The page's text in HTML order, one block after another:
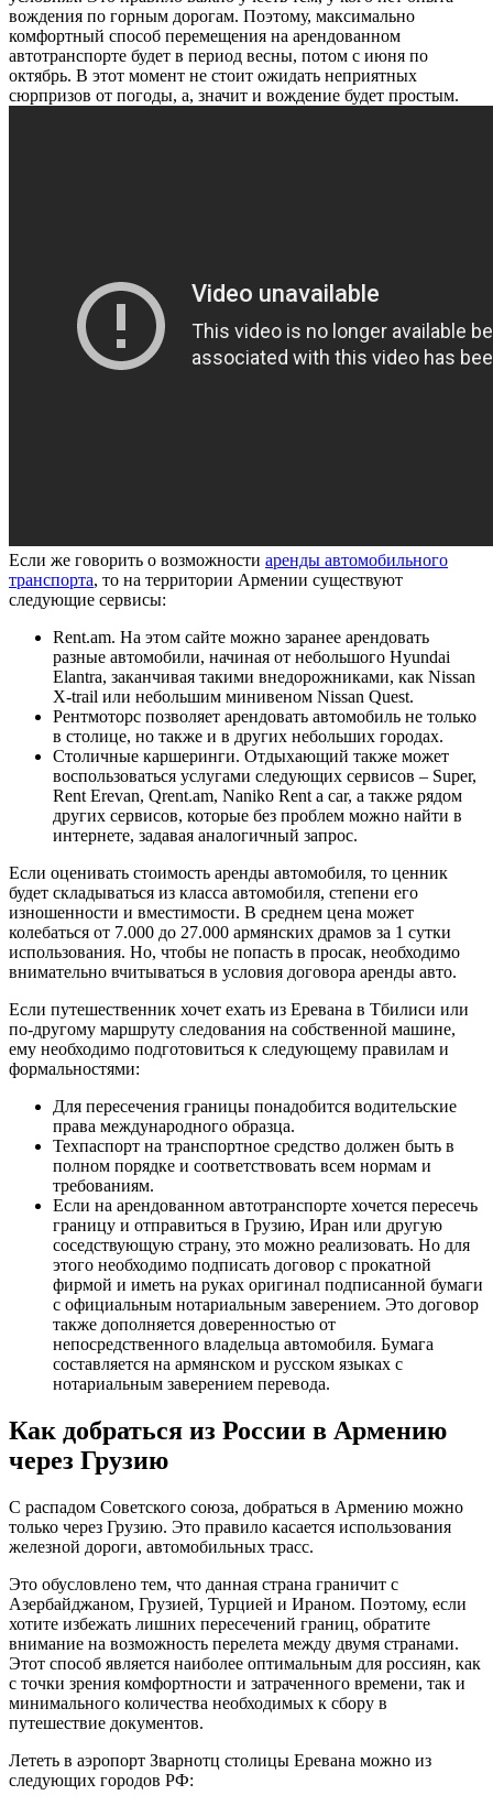
вождения по горным дорогам. Поэтому, максимально
комфортный способ перемещения на арендованном
автотранспорте будет в период весны, потом с июня по
октябрь. В этот момент не стоит ожидать неприятных
сюрпризов от погоды, а, значит и вождение будет простым.
Если же говорить о возможности аренды автомобильного
транспорта, то на территории Армении существуют
следующие сервисы:
Rent.am. На этом сайте можно заранее арендовать
разные автомобили, начиная от небольшого Hyundai
Elantra, заканчивая такими внедорожниками, как Nissan
X-trail или небольшим минивеном Nissan Quest.
Рентмоторс позволяет арендовать автомобиль не только
в столице, но также и в других небольших городах.
Столичные каршеринги. Отдыхающий также может
воспользоваться услугами следующих сервисов – Super,
Rent Erevan, Qrent.am, Naniko Rent a car, а также рядом
других сервисов, которые без проблем можно найти в
интернете, задавая аналогичный запрос.
Если оценивать стоимость аренды автомобиля, то ценник
будет складываться из класса автомобиля, степени его
изношенности и вместимости. В среднем цена может
колебаться от 7.000 до 27.000 армянских драмов за 1 сутки
использования. Но, чтобы не попасть в просак, необходимо
внимательно вчитываться в условия договора аренды авто.
Если путешественник хочет ехать из Еревана в Тбилиси или
по-другому маршруту следования на собственной машине,
ему необходимо подготовиться к следующему правилам и
формальностями:
Для пересечения границы понадобится водительские
права международного образца.
Техпаспорт на транспортное средство должен быть в
полном порядке и соответствовать всем нормам и
требованиям.
Если на арендованном автотранспорте хочется пересечь
границу и отправиться в Грузию, Иран или другую
соседствующую страну, это можно реализовать. Но для
этого необходимо подписать договор с прокатной
фирмой и иметь на руках оригинал подписанной бумаги
с официальным нотариальным заверением. Это договор
также дополняется доверенностью от
непосредственного владельца автомобиля. Бумага
составляется на армянском и русском языках с
нотариальным заверением перевода.
Как добраться из России в Армению
через Грузию
С распадом Советского союза, добраться в Армению можно
только через Грузию. Это правило касается использования
железной дороги, автомобильных трасс.
Это обусловлено тем, что данная страна граничит с
Азербайджаном, Грузией, Турцией и Ираном. Поэтому, если
хотите избежать лишних пересечений границ, обратите
внимание на возможность перелета между двумя странами.
Этот способ является наиболее оптимальным для россиян, как
с точки зрения комфортности и затраченного времени, так и
минимального количества необходимых к сбору в
путешествие документов.
Лететь в аэропорт Зварнотц столицы Еревана можно из
следующих городов РФ: